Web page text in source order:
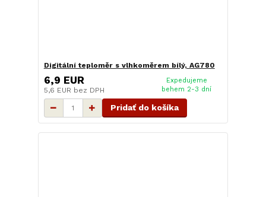
Digitální teploměr s vlhkoměrem bílý, AG780
6,9 EUR
5,6 EUR bez DPH
Expedujeme
behem 2-3 dní
Pridať do košíka